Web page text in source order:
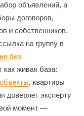
объявлений, а
договоров,
и собственников.
на группу в
без
как живая база:
, квартиры
доверяет эксперту
момент —